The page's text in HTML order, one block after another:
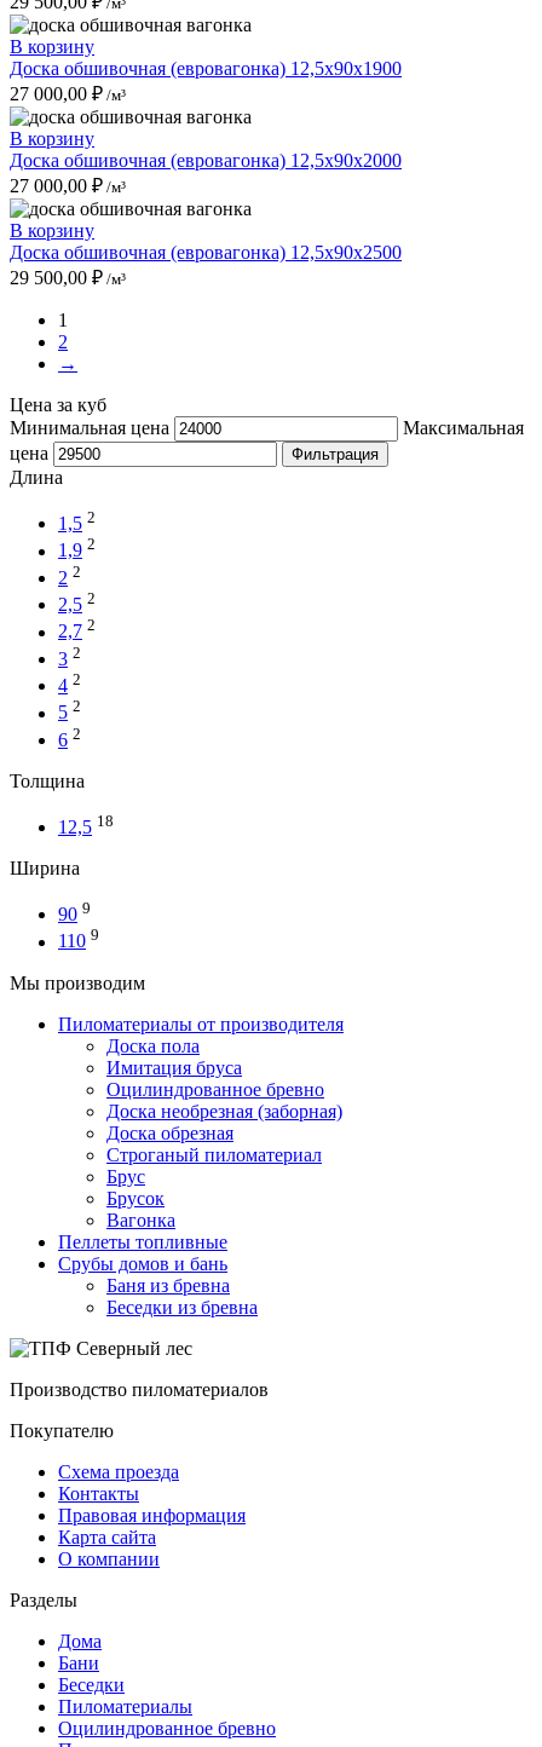
/м³
В корзину
Доска обшивочная (евровагонка) 12,5x90x1900
27 000,00 ₽ /м³
В корзину
Доска обшивочная (евровагонка) 12,5x90x2000
27 000,00 ₽ /м³
В корзину
Доска обшивочная (евровагонка) 12,5x90x2500
29 500,00 ₽ /м³
1
2
→
Цена за куб
Минимальная цена
Максимальная
цена
Фильтрация
Длина
1,5 2
1,9 2
2 2
2,5 2
2,7 2
3 2
4 2
5 2
6 2
Толщина
12,5 18
Ширина
90 9
110 9
Мы производим
Пиломатериалы от производителя
Доска пола
Имитация бруса
Оцилиндрованное бревно
Доска необрезная (заборная)
Доска обрезная
Строганый пиломатериал
Брус
Брусок
Вагонка
Пеллеты топливные
Срубы домов и бань
Баня из бревна
Беседки из бревна
Производство пиломатериалов
Покупателю
Схема проезда
Контакты
Правовая информация
Карта сайта
О компании
Разделы
Дома
Бани
Беседки
Пиломатериалы
Оцилиндрованное бревно